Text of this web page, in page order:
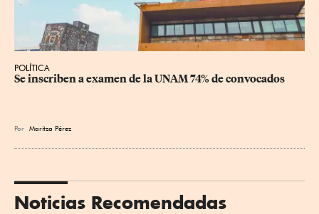
POLÍTICA
Se inscriben a examen de la UNAM 74% de convocados
Por Maritza Pérez
Noticias Recomendadas